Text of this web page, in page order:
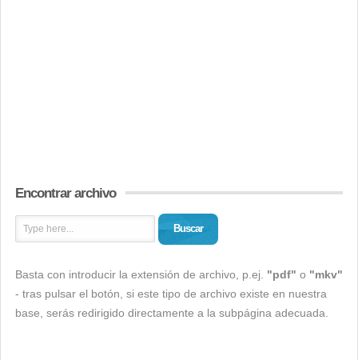
Encontrar archivo
Buscar
Basta con introducir la extensión de archivo, p.ej. "pdf" o "mkv"
- tras pulsar el botón, si este tipo de archivo existe en nuestra
base, serás redirigido directamente a la subpágina adecuada.